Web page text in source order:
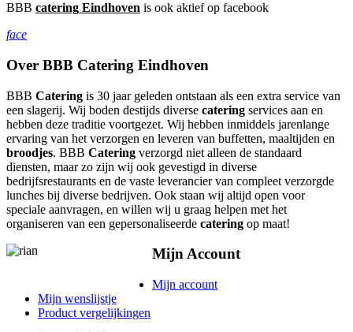
BBB catering Eindhoven is ook aktief op facebook
face
Over BBB Catering Eindhoven
BBB Catering is 30 jaar geleden ontstaan als een extra service van
een slagerij. Wij boden destijds diverse catering services aan en
hebben deze traditie voortgezet. Wij hebben inmiddels jarenlange
ervaring van het verzorgen en leveren van buffetten, maaltijden en
broodjes. BBB Catering verzorgd niet alleen de standaard
diensten, maar zo zijn wij ook gevestigd in diverse
bedrijfsrestaurants en de vaste leverancier van compleet verzorgde
lunches bij diverse bedrijven. Ook staan wij altijd open voor
speciale aanvragen, en willen wij u graag helpen met het
organiseren van een gepersonaliseerde catering op maat!
Mijn Account
Mijn account
Mijn wenslijstje
Product vergelijkingen